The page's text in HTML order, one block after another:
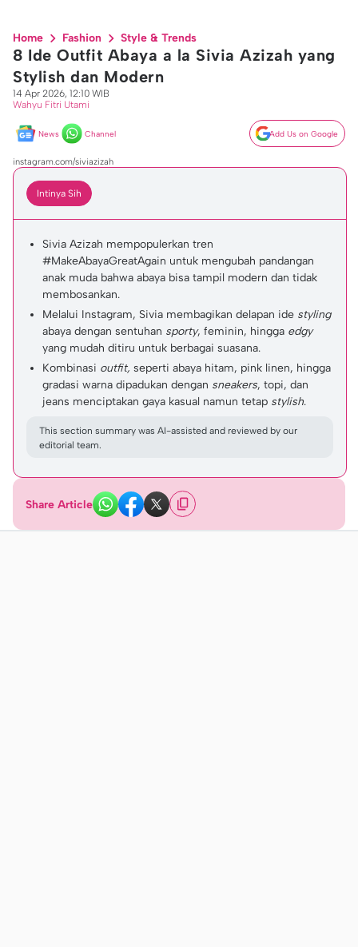
Home Fashion Style & Trends
8 Ide Outfit Abaya a la Sivia Azizah yang
Stylish dan Modern
14 Apr 2026, 12:10 WIB
Wahyu Fitri Utami
News Channel Add Us on Google
instagram.com/siviazizah
Intinya Sih
Sivia Azizah mempopulerkan tren
#MakeAbayaGreatAgain untuk mengubah pandangan
anak muda bahwa abaya bisa tampil modern dan tidak
membosankan.
Melalui Instagram, Sivia membagikan delapan ide styling
abaya dengan sentuhan sporty, feminin, hingga edgy
yang mudah ditiru untuk berbagai suasana.
Kombinasi outfit, seperti abaya hitam, pink linen, hingga
gradasi warna dipadukan dengan sneakers, topi, dan
jeans menciptakan gaya kasual namun tetap stylish.
This section summary was AI-assisted and reviewed by our
editorial team.
Share Article